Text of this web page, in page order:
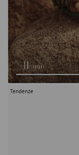
Tendenze